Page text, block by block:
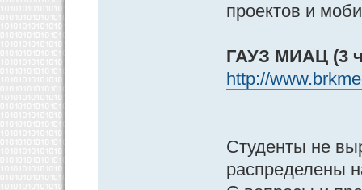
проектов и
ГАУЗ МИАЦ (3
http://
Студенты не
распределены